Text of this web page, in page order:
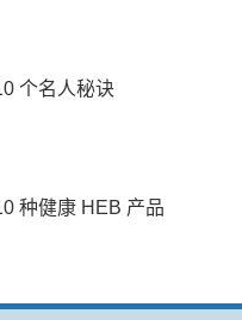
个名人秘诀
种健康 HEB 产品